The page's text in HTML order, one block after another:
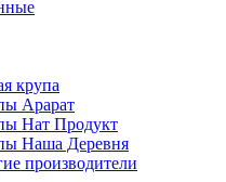
крупа
Арарат
Нат Продукт
Наша Деревня
производители